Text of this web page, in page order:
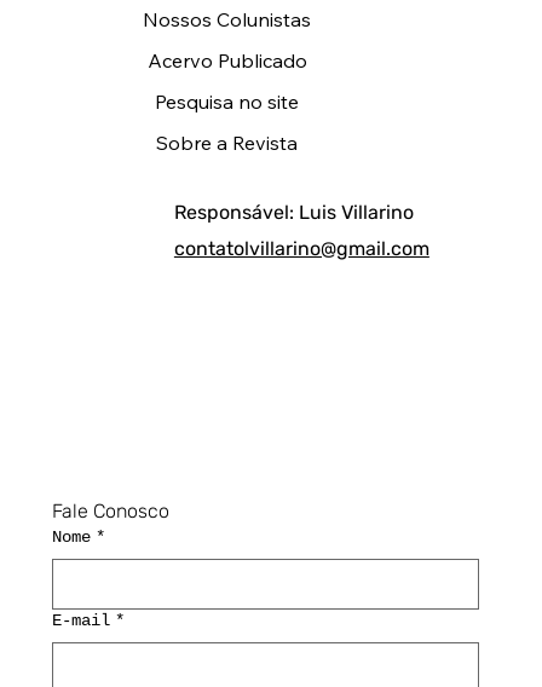
Fale Conosco
Nome *
E-mail *
Responsável: Luis Villarino
contatolvillarino@gmail.com
Nossos Colunistas
Acervo Publicado
Pesquisa no site
Sobre a Revista